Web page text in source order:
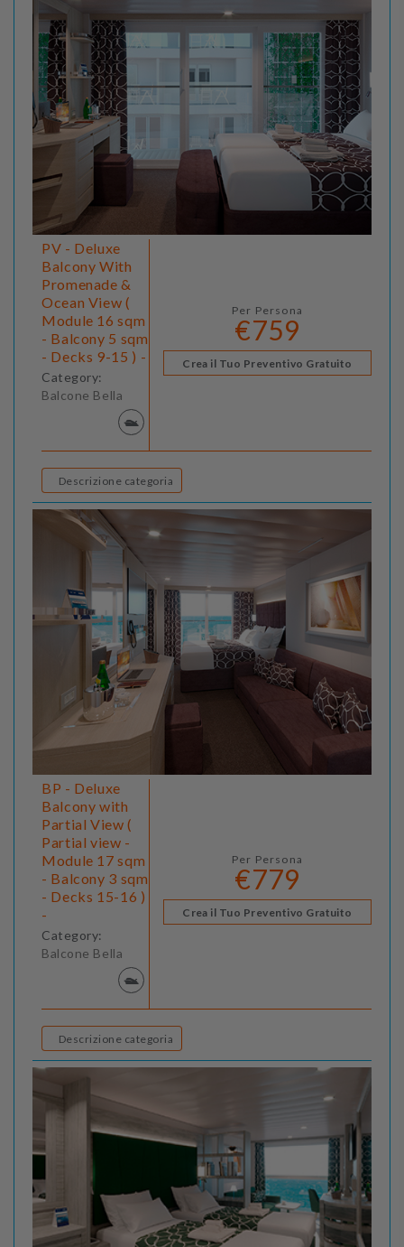
PV - Deluxe
Balcony With
Promenade &
Ocean View (
Module 16 sqm
- Balcony 5 sqm
- Decks 9-15 ) -
Category:
Balcone Bella
Per Persona
€759
Crea il Tuo Preventivo Gratuito
Descrizione categoria
BP - Deluxe
Balcony with
Partial View (
Partial view -
Module 17 sqm
- Balcony 3 sqm
- Decks 15-16 )
-
Category:
Balcone Bella
Per Persona
€779
Crea il Tuo Preventivo Gratuito
Descrizione categoria